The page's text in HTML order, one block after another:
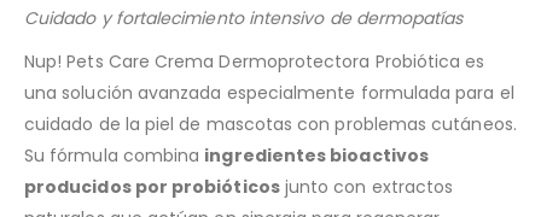
Cuidado y fortalecimiento intensivo de dermopatías
Nup! Pets Care Crema Dermoprotectora Probiótica es
una solución avanzada especialmente formulada para el
cuidado de la piel de mascotas con problemas cutáneos.
Su fórmula combina ingredientes bioactivos
producidos por probióticosjunto con extractos